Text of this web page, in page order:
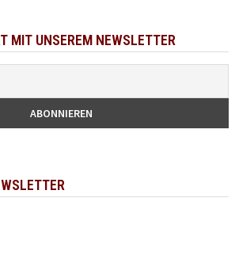
MIT UNSEREM NEWSLETTER